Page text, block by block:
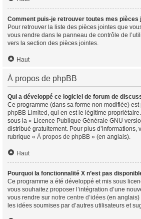
Comment puis-je retrouver toutes mes pièces
Pour retrouver la liste des pièces jointes que
vous rendre dans le panneau de contrôle de
vers la section des pièces jointes.
Haut
À propos de phpBB
Qui a développé ce logiciel de forum de
Ce programme (dans sa forme non modifiée)
phpBB Limited , qui en est le légitime
sous la « Licence Publique Générale GNU
distribué gratuitement. Pour plus d’informations,
rubrique « À propos de phpBB » (en anglais).
Haut
Pourquoi la fonctionnalité X n’est pas
Ce programme a été développé et mis sous
vous souhaitez proposer l’intégration d’une
vous rendre sur notre centre d’idées (en anglais)
les idées soumises par d’autres utilisateurs et